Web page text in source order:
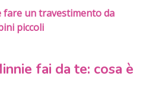
fare un travestimento da
piccoli
fai da te: cosa è